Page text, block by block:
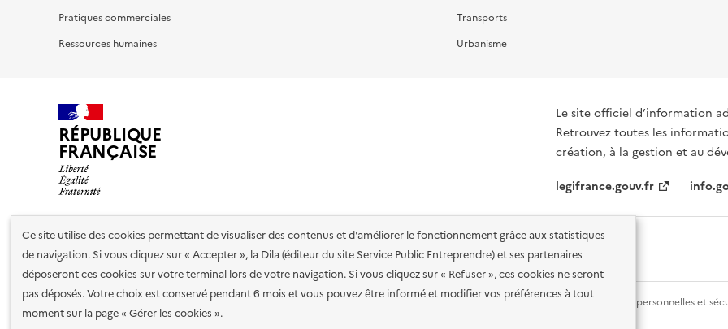
Ce site utilise des cookies permettant de visualiser des contenus et d'améliorer le fonctionnement grâce aux statistiques
de navigation. Si vous cliquez sur « Accepter », la Dila (éditeur du site Service Public Entreprendre) et ses partenaires
déposeront ces cookies sur votre terminal lors de votre navigation. Si vous cliquez sur « Refuser », ces cookies ne seront
pas déposés. Votre choix est conservé pendant 6 mois et vous pouvez être informé et modifier vos préférences à tout
moment sur la page « Gérer les cookies ».
Pratiques commerciales
Ressources humaines
Transports
Urbanisme
RÉPUBLIQUE
FRANÇAISE
Le site officiel d’information
Retrouvez toutes les
création, à la gestion et au
legifrance.gouv.fr
Nos partenaires
Plan du site Accessibilité : totalement conforme Accessibilité des services en ligne Mentions légales Données personnelles et